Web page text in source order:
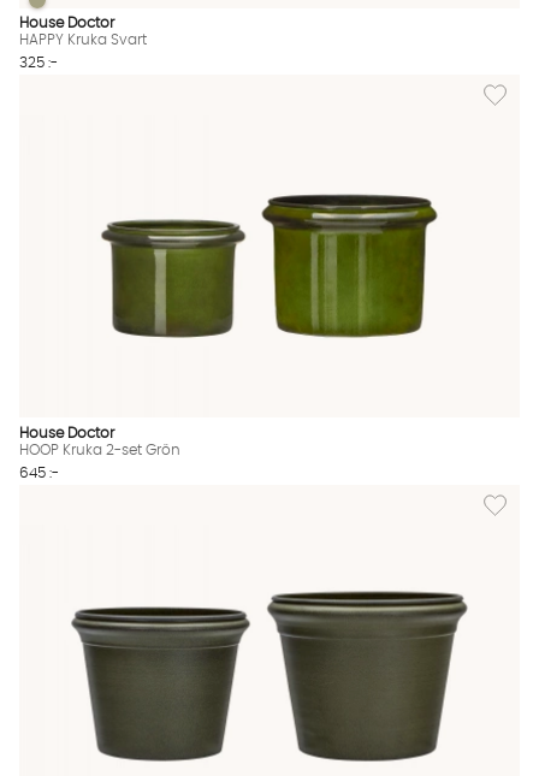
HAPPY Kruka Svart Finns även i dessa färger:
HAPPY Kruka Svart
House Doctor
HAPPY Kruka Svart
325 :-
Lägg
House Doctor
HOOP Kruka 2-set Grön
645 :-
Lägg